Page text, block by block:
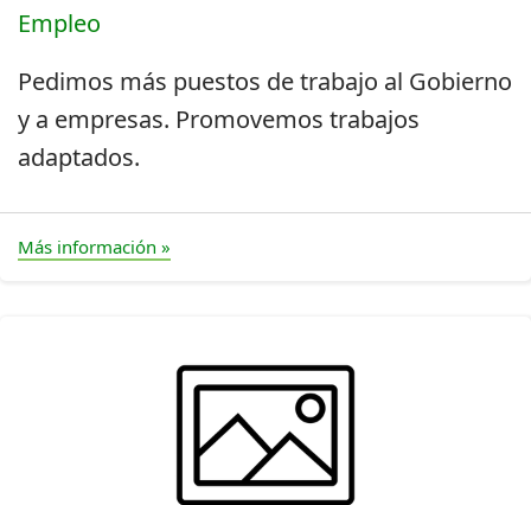
Empleo
Pedimos más puestos de trabajo al Gobierno
y a empresas. Promovemos trabajos
adaptados.
Más información »